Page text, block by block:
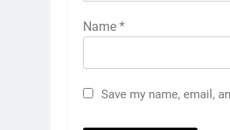
Name *
Save my name, email,